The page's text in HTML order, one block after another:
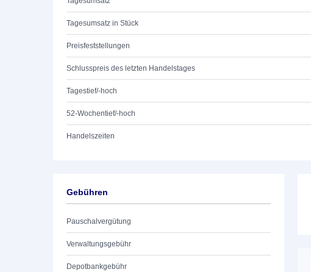
Tagesumsatz in Stück
Preisfeststellungen
Schlusspreis des letzten Handelstages
Tagestief/-hoch
52-Wochentief/-hoch
Handelszeiten
Gebühren
Pauschalvergütung
Verwaltungsgebühr
Depotbankgebühr